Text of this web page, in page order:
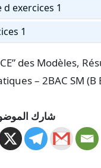
exercices 1
1
des Modèles,
– 2BAC SM (B
شارك